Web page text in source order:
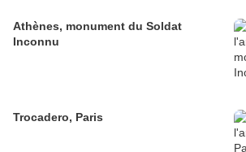
Athènes, monument du Soldat
Inconnu
Trocadero, Paris